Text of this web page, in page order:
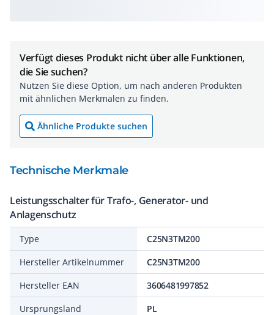
Verfügt dieses Produkt nicht über alle Funktionen,
die Sie suchen?
Nutzen Sie diese Option, um nach anderen Produkten
mit ähnlichen Merkmalen zu finden.
Ähnliche Produkte suchen
Technische Merkmale
Leistungsschalter für Trafo-, Generator- und
Anlagenschutz
Type
C25N3TM200
Hersteller Artikelnummer
C25N3TM200
Hersteller EAN
3606481997852
Ursprungsland
PL